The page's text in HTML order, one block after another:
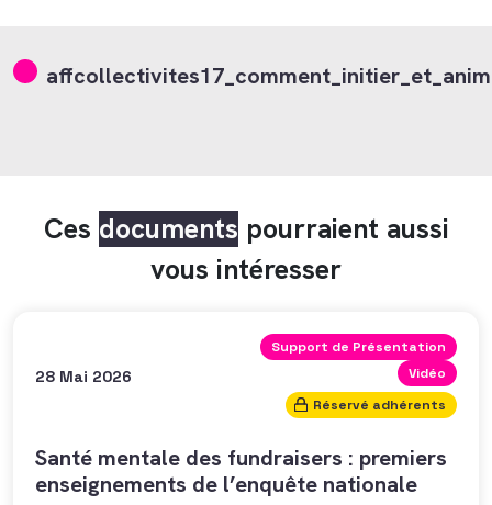
Ces documents pourraient aussi
vous intéresser
28 Mai 2026
Support de Présentation
Vidéo
Réservé adhérents
Santé mentale des fundraisers : premiers
enseignements de l’enquête nationale